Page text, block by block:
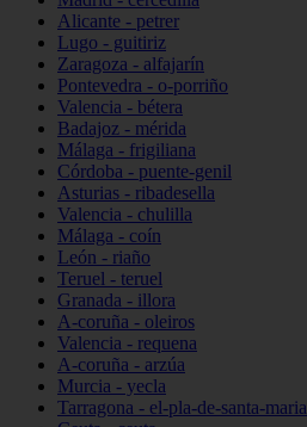
Alicante - petrer
Lugo - guitiriz
Zaragoza - alfajarín
Pontevedra - o-porriño
Valencia - bétera
Badajoz - mérida
Málaga - frigiliana
Córdoba - puente-genil
Asturias - ribadesella
Valencia - chulilla
Málaga - coín
León - riaño
Teruel - teruel
Granada - illora
A-coruña - oleiros
Valencia - requena
A-coruña - arzúa
Murcia - yecla
Tarragona - el-pla-de-santa-maria